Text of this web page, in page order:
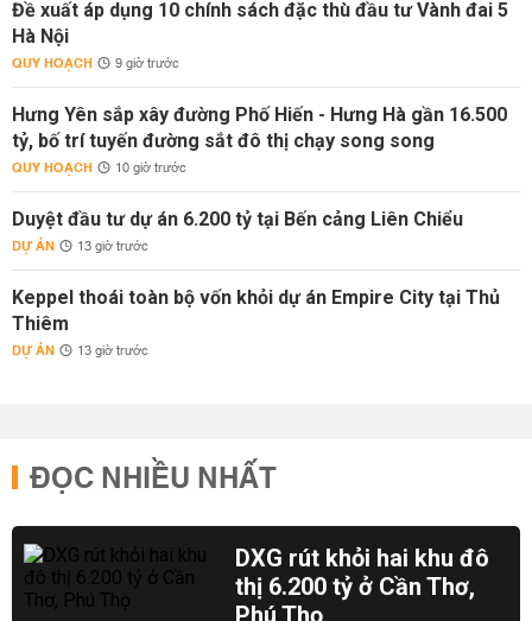
Đề xuất áp dụng 10 chính sách đặc thù đầu tư Vành đai 5
Hà Nội
QUY HOẠCH 9 giờ trước
Hưng Yên sắp xây đường Phố Hiến - Hưng Hà gần 16.500
tỷ, bố trí tuyến đường sắt đô thị chạy song song
QUY HOẠCH 10 giờ trước
Duyệt đầu tư dự án 6.200 tỷ tại Bến cảng Liên Chiểu
DỰ ÁN 13 giờ trước
Keppel thoái toàn bộ vốn khỏi dự án Empire City tại Thủ
Thiêm
DỰ ÁN 13 giờ trước
ĐỌC NHIỀU NHẤT
DXG rút khỏi hai khu đô
thị 6.200 tỷ ở Cần Thơ,
Phú Thọ